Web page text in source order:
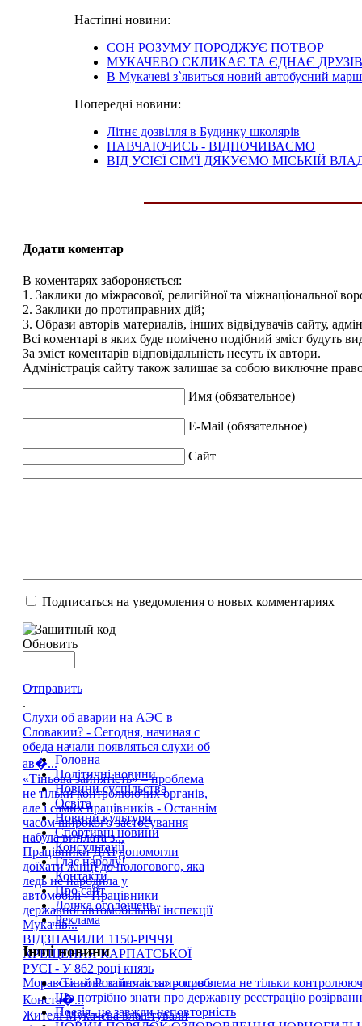
Настіпні новини:
СОН РОЗУМУ ПОРОДЖУЄ ПОТВОР
МУКАЧЕВО СКЛИКАЄ ТА ЄДНАЄ ДРУЗІВ
В Мукачеві з`явиться новий автобусний
Попередні новини:
Літнє дозвілля в Будинку школярів
НАВЧАЮЧИСЬ - ВІДПОЧИВАЄМО
ВІД УСІЄЇ СІМ'Ї ДЯКУЄМО МІСЬКІЙ
Додати коментар
В коментарях забороняється:
1. Заклики до міжрасової, религійної та міжнаціональної
2. Заклики до протиправних дій;
3. Образи авторів материалів, інших відвідувачів сайту,
Всі коментарі в яких буде помічено подібний зміст будуть
За зміст коментарів відповідальність несуть їх автори.
Адміністрація сайту також залишає за собою виключне
Имя (обязательное)
E-Mail (обязательное)
Сайт
Подписаться на уведомления о новых комментариях
Обновить
Отправить
.
Слухи об аварии на АЭС в
Словакии? - Сегодня, начиная с
обеда начали появляться слухи об
ав�...
«Тіньова зайнятість» – проблема
не тільки контролюючих органів,
але і самих працівників - Останнім
часом широкого застосування
набула виплата з...
Працівники ДАІ допомогли
доїхати жінці до пологового, яка
ледь не народила у
автомобілі - Працівники
державної автомобільної інспекції
Мукачів...
ВІДЗНАЧИЛИ 1150-РІЧЧЯ
ХРЕЩЕННЯ КАРПАТСЬКОЇ
РУСІ - У 862 році князь
Моравський Ростислав запросив з
Конста�...
Жителі Мукачева влаштували
Головна
Політичні новини
Новини суспільства
Освіта
Новини культури
Спортивні новини
Консультації
Глас народу!
Контакти
Про сайт
Дошка оголошень
Реклама
Інші новини
«Тіньова зайнятість» – проблема не тільки
Що потрібно знати про державну реєстрацію
Поезія- це завжди неповторність